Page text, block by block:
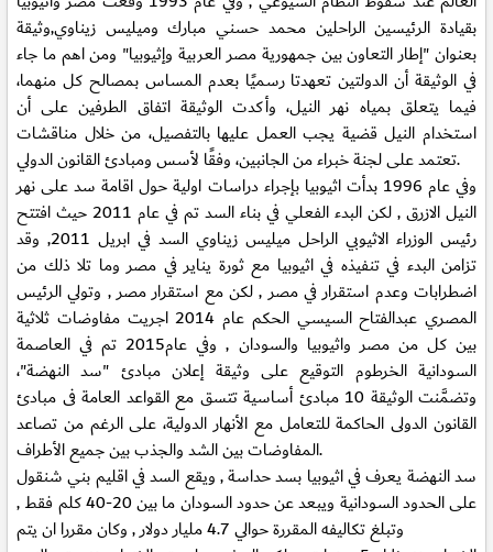
بقيادة الرئيسين الراحلين محمد حسني مبارك وميليس زيناوي,وثيقة
بعنوان "إطار التعاون بين جمهورية مصر العربية وإثيوبيا" ومن اهم ما جاء
في الوثيقة أن الدولتين تعهدتا رسميًا بعدم المساس بمصالح كل منهما،
فيما يتعلق بمياه نهر النيل، وأكدت الوثيقة اتفاق الطرفين على أن
استخدام النيل قضية يجب العمل عليها بالتفصيل، من خلال مناقشات
تعتمد على لجنة خبراء من الجانبين، وفقًا لأسس ومبادئ القانون الدولي.
وفي عام 1996 بدأت اثيوبيا بإجراء دراسات اولية حول اقامة سد على نهر
النيل الازرق , لكن البدء الفعلي في بناء السد تم في عام 2011 حيث افتتح
رئيس الوزراء الاثيوبي الراحل ميليس زيناوي السد في ابريل 2011, وقد
تزامن البدء في تنفيذه في اثيوبيا مع ثورة يناير في مصر وما تلا ذلك من
اضطرابات وعدم استقرار في مصر , لكن مع استقرار مصر , وتولي الرئيس
المصري عبدالفتاح السيسي الحكم عام 2014 اجريت مفاوضات ثلاثية
بين كل من مصر واثيوبيا والسودان , وفي عام2015 تم في العاصمة
السودانية الخرطوم التوقيع على وثيقة إعلان مبادئ "سد النهضة"،
وتضمَّنت الوثيقة 10 مبادئ أساسية تتسق مع القواعد العامة فى مبادئ
القانون الدولى الحاكمة للتعامل مع الأنهار الدولية، على الرغم من تصاعد
المفاوضات بين الشد والجذب بين جميع الأطراف.
سد النهضة يعرف في اثيوبيا بسد حداسة , ويقع السد في اقليم بني شنقول
على الحدود السودانية ويبعد عن حدود السودان ما بين 20-40 كلم فقط ,
وتبلغ تكاليفه المقررة حوالي 4.7 مليار دولار , وكان مقررا ان يتم